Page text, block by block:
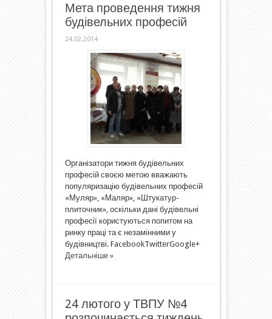
Мета проведення тижня
будівельних професій
24.02.2014
Організатори тижня будівельних
професій своєю метою вважають
популяризацію будівельних професій
«Муляр», «Маляр», «Штукатур-
плиточник», оскільки дані будівельні
професії користуються попитом на
ринку праці та є незамінними у
будівництві. FacebookTwitterGoogle+
Детальніше »
24 лютого у ТВПУ №4